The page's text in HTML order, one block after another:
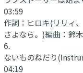
03:59
作詞： ヒロキ(リリィ
さよなら。)編曲： 鈴
6.
ないものねだり
04:19